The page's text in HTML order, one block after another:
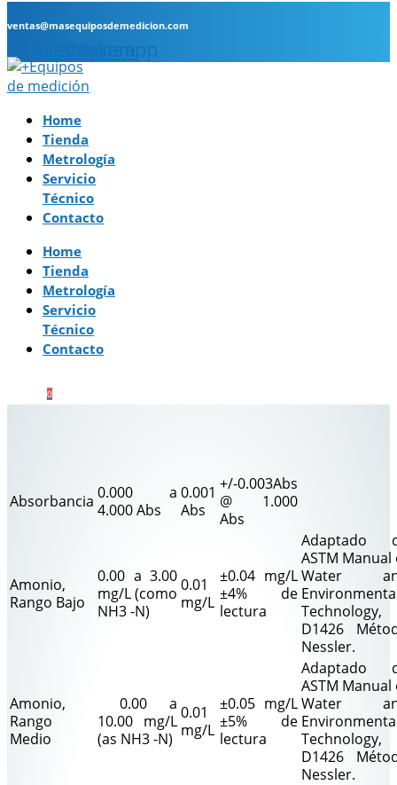
ventas@masequiposdemedicion.com
Home
Tienda
Metrología
Servicio
Técnico
Contacto
Home
Tienda
Metrología
Servicio
Técnico
Contacto
0
Absorbancia 0.000 a
4.000 Abs
0.001
Abs
+/-0.003Abs
@ 1.000
Abs
Amonio,
Rango Bajo
0.00 a 3.00
mg/L (como
NH3 -N)
0.01
mg/L
±0.04 mg/L
±4% de
lectura
Adaptado
ASTM Manual
Water
Technology,
D1426
Nessler.
Amonio,
Rango
Medio
0.00 a
10.00 mg/L
(as NH3 -N)
0.01
mg/L
±0.05 mg/L
±5% de
lectura
Adaptado
ASTM Manual
Water
Technology,
D1426
Nessler.